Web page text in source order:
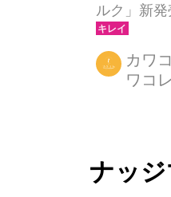
ルク」新発
カワ
ワコ
ナッ